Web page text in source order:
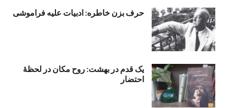
حرف بزن خاطره: ادبیات علیه فراموشی
یک قدم در بهشت: روح مکان در لحظهٔ
احتضار